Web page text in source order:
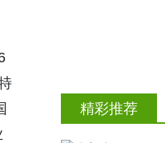
精彩推荐